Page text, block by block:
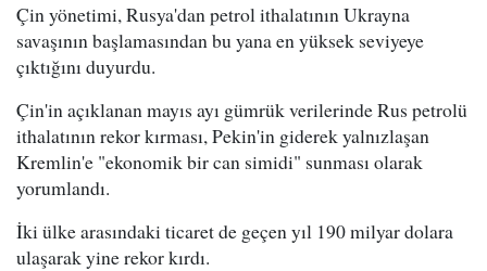
Çin yönetimi, Rusya'dan petrol ithalatının Ukrayna
savaşının başlamasından bu yana en yüksek seviyeye
çıktığını duyurdu.
Çin'in açıklanan mayıs ayı gümrük verilerinde Rus petrolü
ithalatının rekor kırması, Pekin'in giderek yalnızlaşan
Kremlin'e "ekonomik bir can simidi" sunması olarak
yorumlandı.
İki ülke arasındaki ticaret de geçen yıl 190 milyar dolara
ulaşarak yine rekor kırdı.